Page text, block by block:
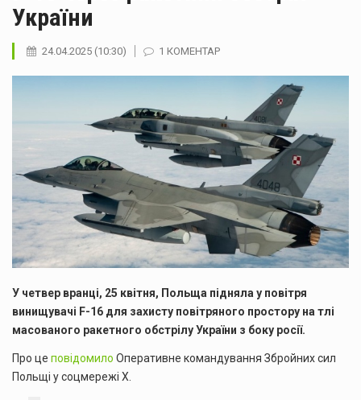
України
24.04.2025 (10:30) 1 КОМЕНТАР
У четвер вранці, 25 квітня, Польща підняла у повітря
винищувачі F-16 для захисту повітряного простору на тлі
масованого ракетного обстрілу України з боку росії.
Про це повідомило Оперативне командування Збройних сил
Польщі у соцмережі X.